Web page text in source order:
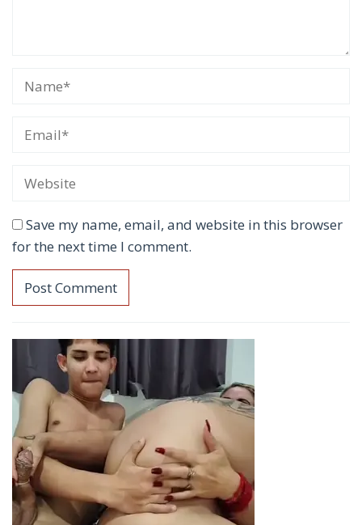
Save my name, email, and website in this browser
for the next time I comment.